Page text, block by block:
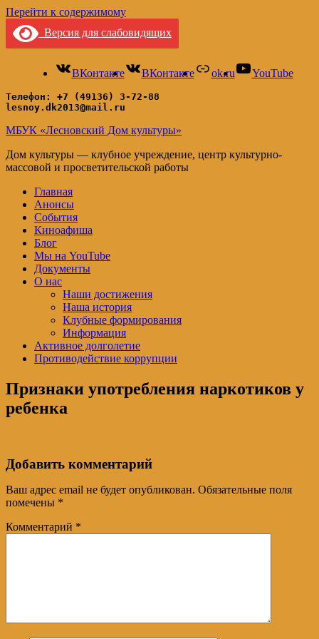
Перейти к содержимому
Версия для слабовидящих
ВКонтакте ВКонтакте ok.ru YouTube
Телефон: +7 (49136) 3-72-88
lesnoy.dk2013@mail.ru
МБУК «Лесновский Дом культуры»
Дом культуры — клубное учреждение, центр культурно-
массовой и просветительской работы
Главная
Анонсы
События
Киноафиша
Блог
Мы на YouTube
Документы
О нас
Наши достижения
Наша история
Клубные формирования
Информация
Активное долголетие
Противодействие коррупции
Признаки употребления наркотиков у
ребенка
Добавить комментарий
Ваш адрес email не будет опубликован. Обязательные поля
помечены *
Комментарий *